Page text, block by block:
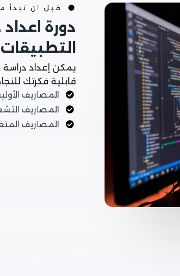
قبل ان تبدأ
دورة
التطبيقات
يمكن إعداد
قابلية فكرتك
المصاريف
المصاريف
المصاريف